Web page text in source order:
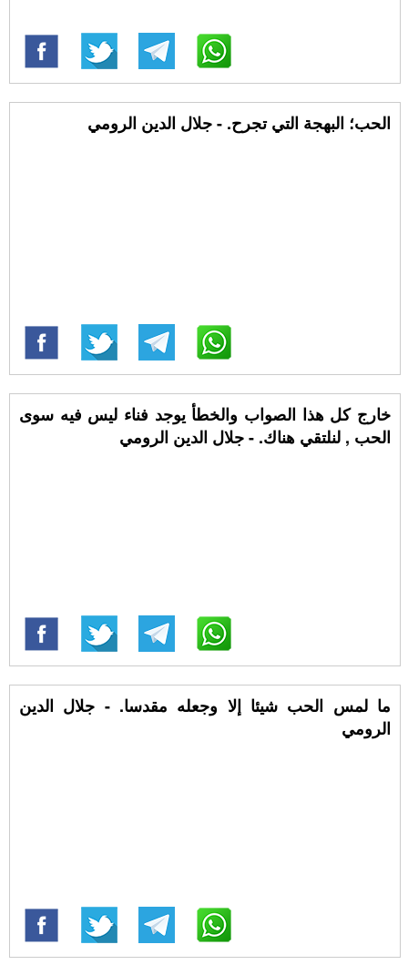
الحب؛ البهجة التي تجرح. - جلال الدين الرومي
خارج كل هذا الصواب والخطأ يوجد فناء ليس فيه سوى
الحب , لنلتقي هناك. - جلال الدين الرومي
ما لمس الحب شيئا إلا وجعله مقدسا. - جلال الدين
الرومي